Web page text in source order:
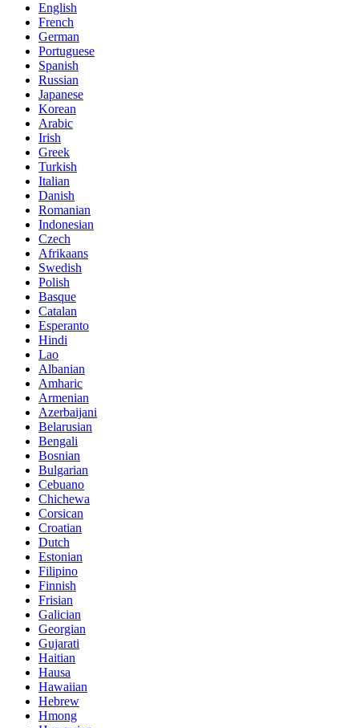
English
French
German
Portuguese
Spanish
Russian
Japanese
Korean
Arabic
Irish
Greek
Turkish
Italian
Danish
Romanian
Indonesian
Czech
Afrikaans
Swedish
Polish
Basque
Catalan
Esperanto
Hindi
Lao
Albanian
Amharic
Armenian
Azerbaijani
Belarusian
Bengali
Bosnian
Bulgarian
Cebuano
Chichewa
Corsican
Croatian
Dutch
Estonian
Filipino
Finnish
Frisian
Galician
Georgian
Gujarati
Haitian
Hausa
Hawaiian
Hebrew
Hmong